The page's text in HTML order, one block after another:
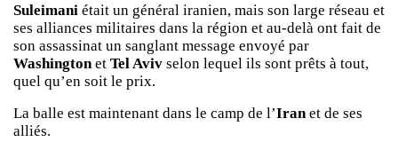
Suleimani était un général iranien, mais son large réseau et
ses alliances militaires dans la région et au-delà ont fait de
son assassinat un sanglant message envoyé par
Washington et Tel Aviv selon lequel ils sont prêts à tout,
quel qu’en soit le prix.
La balle est maintenant dans le camp de l’Iranet de ses
alliés.